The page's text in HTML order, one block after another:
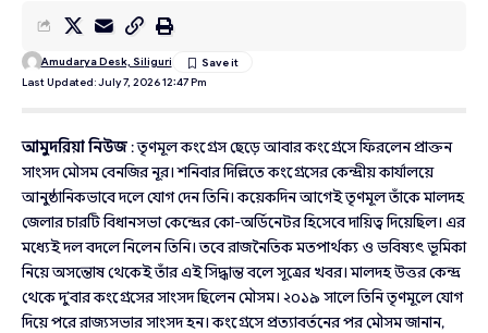
Last Updated: July 7, 2026 12:47 Pm
Amudarya Desk, Siliguri
আমুদরিয়া নিউজ: তৃণমূল কংগ্রেস ছেড়ে আবার কংগ্রেসে ফিরলেন প্রাক্তন
সাংসদ মৌসম বেনজির নূর। শনিবার দিল্লিতে কংগ্রেসের কেন্দ্রীয় কার্যালয়ে
আনুষ্ঠানিকভাবে দলে যোগ দেন তিনি। কয়েকদিন আগেই তৃণমূল তাঁকে মালদহ
জেলার চারটি বিধানসভা কেন্দ্রের কো-অর্ডিনেটর হিসেবে দায়িত্ব দিয়েছিল। এর
মধ্যেই দল বদলে নিলেন তিনি। তবে রাজনৈতিক মতপার্থক্য ও ভবিষ্যৎ ভূমিকা
নিয়ে অসন্তোষ থেকেই তাঁর এই সিদ্ধান্ত বলে সূত্রের খবর। মালদহ উত্তর কেন্দ্র
থেকে দু’বার কংগ্রেসের সাংসদ ছিলেন মৌসম। ২০১৯ সালে তিনি তৃণমূলে যোগ
দিয়ে পরে রাজ্যসভার সাংসদ হন। কংগ্রেসে প্রত্যাবর্তনের পর মৌসম জানান,